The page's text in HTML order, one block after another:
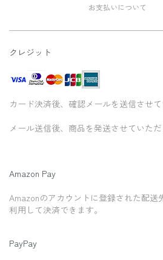
お支払いについて
クレジット
カード決済後、確認メールを送信させて
メール送信後、商品を発送させていただ
Amazon Pay
Amazonのアカウントに登録された配送
利用して決済できます。
PayPay